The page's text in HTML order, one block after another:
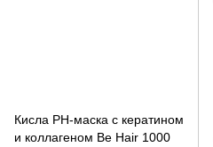
Кисла PH-маска с кератином
и коллагеном Be Hair 1000